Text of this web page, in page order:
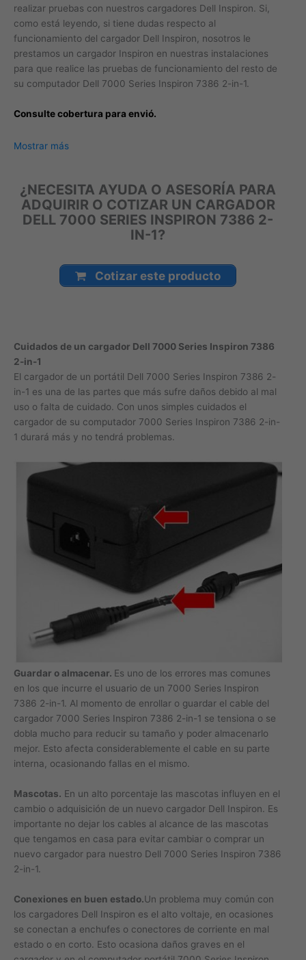
realizar pruebas con nuestros cargadores Dell Inspiron. Si,
como está leyendo, si tiene dudas respecto al
funcionamiento del cargador Dell Inspiron, nosotros le
prestamos un cargador Inspiron en nuestras instalaciones
para que realice las pruebas de funcionamiento del resto de
su computador Dell 7000 Series Inspiron 7386 2-in-1.
Consulte cobertura para envió.
Leticia, Medellín, Arauca, Barranquilla, Cartagena, Tunja,
Riohacha, Santa Marta, Villavicencio, Pasto, Cúcuta, Mocoa,
Armenia, Pereira, San Andrés, Bucaramanga, Sincelejo,
Ibagué, Cali, Mitú, Puerto Carreño.
Mostrar más
¿NECESITA AYUDA O ASESORÍA PARA
ADQUIRIR O COTIZAR UN CARGADOR
DELL 7000 SERIES INSPIRON 7386 2-
IN-1?
Cotizar este producto
Cuidados de un cargador Dell 7000 Series Inspiron 7386
2-in-1
El cargador de un portátil Dell 7000 Series Inspiron 7386 2-
in-1 es una de las partes que más sufre daños debido al mal
uso o falta de cuidado. Con unos simples cuidados el
cargador de su computador 7000 Series Inspiron 7386 2-in-
1 durará más y no tendrá problemas.
Guardar o almacenar. Es uno de los errores mas comunes
en los que incurre el usuario de un 7000 Series Inspiron
7386 2-in-1. Al momento de enrollar o guardar el cable del
cargador 7000 Series Inspiron 7386 2-in-1 se tensiona o se
dobla mucho para reducir su tamaño y poder almacenarlo
mejor. Esto afecta considerablemente el cable en su parte
interna, ocasionando fallas en el mismo.
Mascotas. En un alto porcentaje las mascotas influyen en el
cambio o adquisición de un nuevo cargador Dell Inspiron. Es
importante no dejar los cables al alcance de las mascotas
que tengamos en casa para evitar cambiar o comprar un
nuevo cargador para nuestro Dell 7000 Series Inspiron 7386
2-in-1.
Conexiones en buen estado.Un problema muy común con
los cargadores Dell Inspiron es el alto voltaje, en ocasiones
se conectan a enchufes o conectores de corriente en mal
estado o en corto. Esto ocasiona daños graves en el